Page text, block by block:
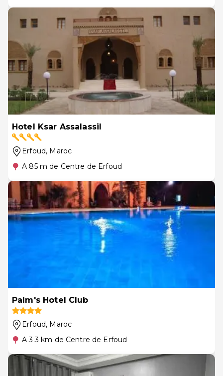
Hotel Ksar Assalassil
Erfoud, Maroc
A 85 m de Centre de Erfoud
Palm's Hotel Club
Erfoud, Maroc
A 3.3 km de Centre de Erfoud